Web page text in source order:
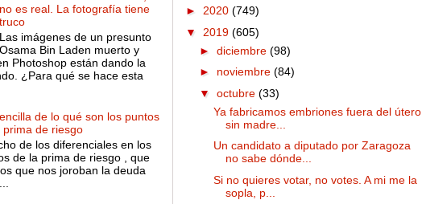
no es real. La fotografía tiene
truco
Las imágenes de un presunto
Osama Bin Laden muerto y
Photoshop están dando la
¿Para qué se hace esta
de lo qué son los puntos
prima de riesgo
de los diferenciales en los
de la prima de riesgo , que
que nos joroban la deuda
► 2020 (749)
▼ 2019 (605)
► diciembre (98)
► noviembre (84)
▼ octubre (33)
Ya fabricamos embriones fuera del útero,
sin madre...
Un candidato a diputado por Zaragoza
no sabe dónde...
Si no quieres votar, no votes. A mi me la
sopla, p...